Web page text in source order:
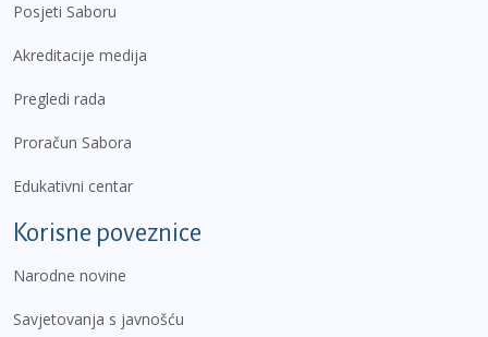
Posjeti Saboru
Akreditacije medija
Pregledi rada
Proračun Sabora
Edukativni centar
Korisne poveznice
Narodne novine
Savjetovanja s javnošću